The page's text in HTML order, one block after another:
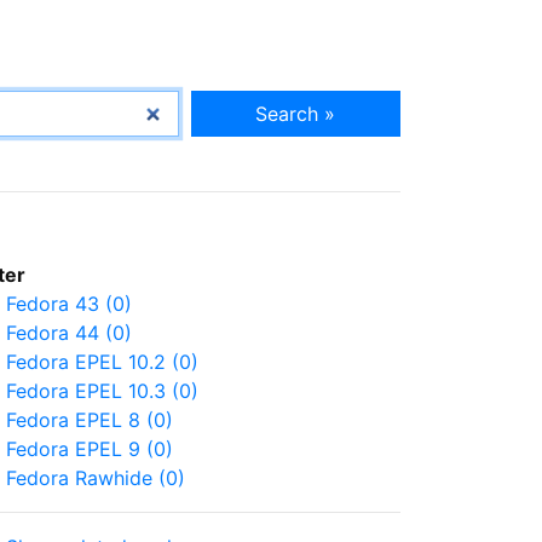
Search »
Fedora 43 (0)
Fedora 44 (0)
Fedora EPEL 10.2 (0)
Fedora EPEL 10.3 (0)
Fedora EPEL 8 (0)
Fedora EPEL 9 (0)
Fedora Rawhide (0)